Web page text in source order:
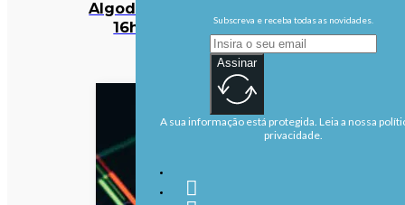
Algodres às
16h50
Subscreva e receba todas as novidades.
Assinar
A sua informação está protegida. Leia a nossa
privacidade.